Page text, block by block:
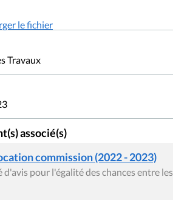
le fichier
Travaux
associé(s)
commission (2022 - 2023)
d'avis pour l'égalité des chances entre